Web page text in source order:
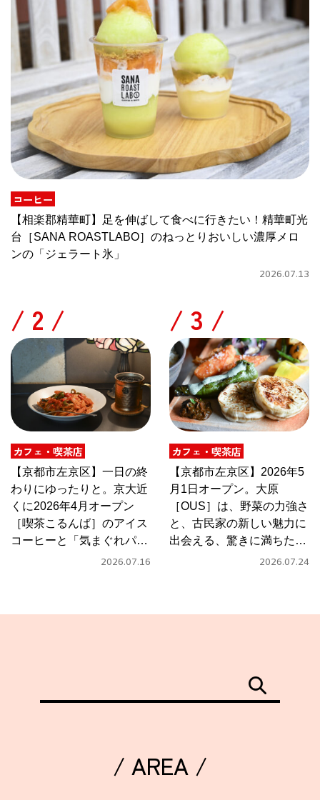
コーヒー
【相楽郡精華町】足を伸ばして食べに行きたい！精華町光
台［SANA ROASTLABO］のねっとりおいしい濃厚メロ
ンの「ジェラート氷」
2026.07.13
/
カフェ・喫茶店
【京都市左京区】一日の終
わりにゆったりと。京大近
くに2026年4月オープン
［喫茶こるんば］のアイス
コーヒーと「気まぐれパス
2026.07.16
/
カフェ・喫茶店
【京都市左京区】2026年5
月1日オープン。大原
［OUS］は、野菜の力強さ
と、古民家の新しい魅力に
出会える、驚きに満ちたカ
2026.07.24
/ AREA /